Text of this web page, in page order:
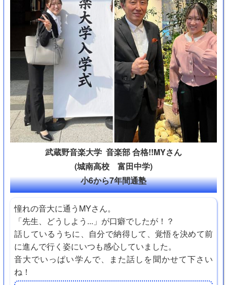
武蔵野音楽大学 音楽部 合格!!MYさん
(城南高校 富田中学)
小6から7年間通塾
憧れの音大に通うMYさん。
「先生、どうしよう...」が口癖でしたが！？
話しているうちに、自分で納得して、覚悟を決めて前
に進んで行く姿にいつも感心していました。
音大でいっぱい学んで、また話しを聞かせて下さい
ね！